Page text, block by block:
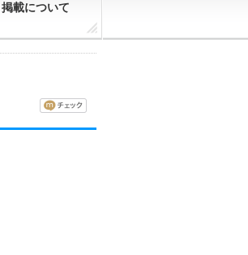
掲載について